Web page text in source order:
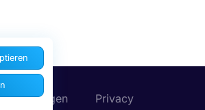
Privacy